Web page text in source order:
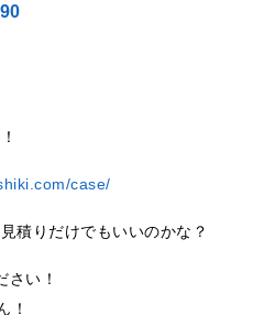
case/
積りだけでもいいのかな？
い！
！